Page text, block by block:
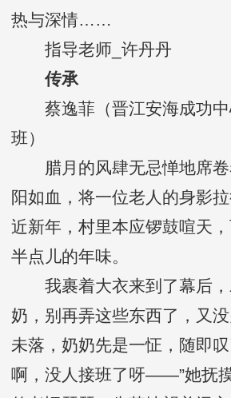
热与深情……
指导老师_许丹丹
传承
蔡逸菲（晋江安海成功中
班）
腊月的风肆无忌惮地席卷
阳如血，将一位老人的身影
近新年，村里本应锣鼓喧天
半点儿的年味。
我裹着大衣来到了幕后，
奶，别再弄这些东西了，又
未落，奶奶先是一怔，随即
啊，没人接班了呀——”她抚